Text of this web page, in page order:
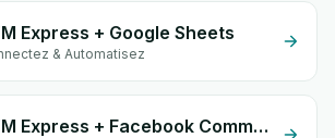
Express + Google Sheets
& Automatisez
STM Express + Facebook Comments